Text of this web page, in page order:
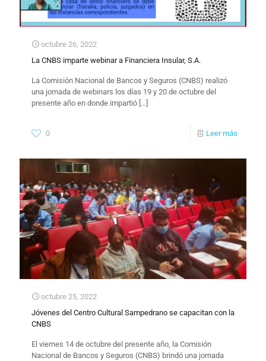
octubre 26, 2022
La CNBS imparte webinar a Financiera Insular, S.A.
La Comisión Nacional de Bancos y Seguros (CNBS) realizó
una jornada de webinars los días 19 y 20 de octubre del
presente año en donde impartió […]
0 Leer más
octubre 25, 2022
Jóvenes del Centro Cultural Sampedrano se capacitan con la
CNBS
El viernes 14 de octubre del presente año, la Comisión
Nacional de Bancos y Seguros (CNBS) brindó una jornada